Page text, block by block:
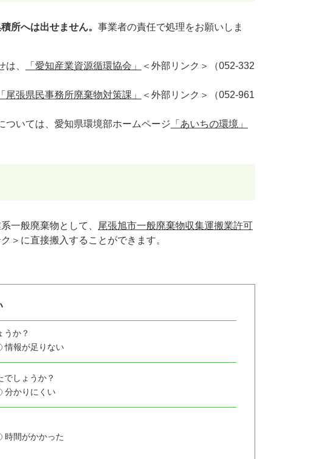
所へは出せません。 事業者の責任で処理をお願いしま
、 「愛知産業資源循環協会」 ＜外部リンク＞
（052-332
「尾張県民事務所廃棄物対策課」 ＜外部リンク＞
（052-961
ついては、愛知県環境部ホームページ 「あいちの環境」
一般廃棄物として、
尾張旭市一般廃棄物収集運搬業許可
＞ に直接搬入することができます。
うか？
情報が足りない
でしょうか？
分かりにくい
時間がかかった